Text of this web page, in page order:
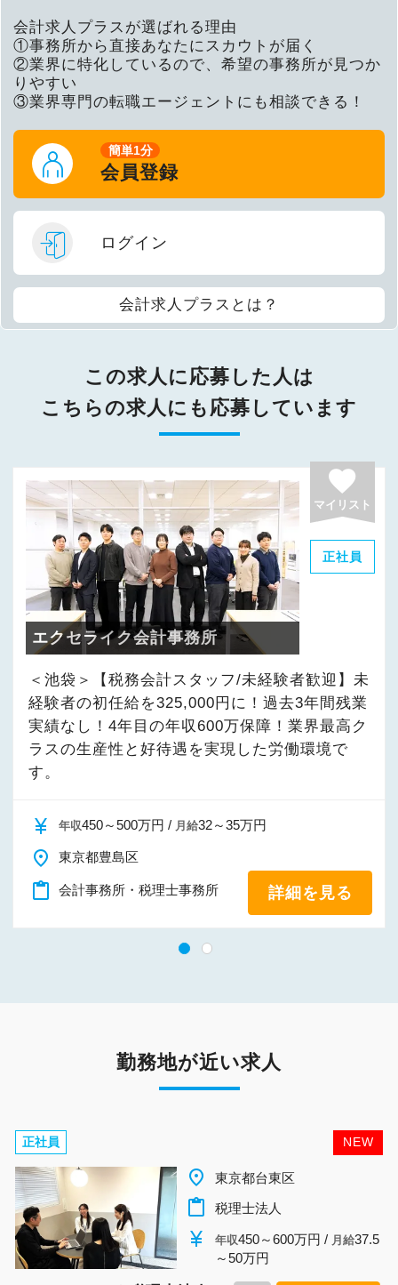
会計求人プラスが選ばれる理由
①事務所から直接あなたにスカウトが届く
②業界に特化しているので、希望の事務所が見つか
りやすい
③業界専門の転職エージェントにも相談できる！
簡単1分
会員登録
ログイン
会計求人プラスとは？
この求人に応募した人は
こちらの求人にも応募しています
favorite
マイリスト
正社員
エクセライク会計事務所
＜池袋＞【税務会計スタッフ/経験者】未経験者
の初任給を325,000円に！過去3年間残業実績な
し！キャリア4年目の年収600万保障！業界最高
クラスの生産性と好待遇を実現した労働環境で
す。
currency_yen 年収510～1,200万円 /月給35～80万円
place 東京都豊島区
content_paste 会計事務所・税理士事務所 詳細を見る
勤務地が近い求人
NEW
正社員
place 東京都台東区
content_paste 税理士法人
currency_yen 年収450～600万円 / 月給37.5
～50万円